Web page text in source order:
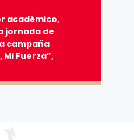
académico,
jornada de
campaña
Mi Fuerza”,